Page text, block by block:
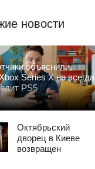
новости
объяснили,
Series X не всегда
PS5
Октябрьский
дворец в Киеве
возвращен